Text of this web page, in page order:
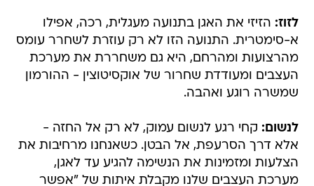
לזוז: הזיזי את האגן בתנועה מעגלית, רכה, אפילו
א-סימטרית. התנועה הזו לא רק עוזרת לשחרר עומס
מהרצועות ומהרחם, היא גם משחררת את מערכת
העצבים ומעודדת שחרור של אוקסיטוצין - ההורמון
שמשרה רוגע ואהבה.
לנשום: קחי רגע לנשום עמוק, לא רק אל החזה -
אלא דרך הסרעפת, אל הבטן. כשאנחנו מרחיבות את
הצלעות ומזמינות את הנשימה להגיע עד לאגן,
מערכת העצבים שלנו מקבלת איתות של "אפשר